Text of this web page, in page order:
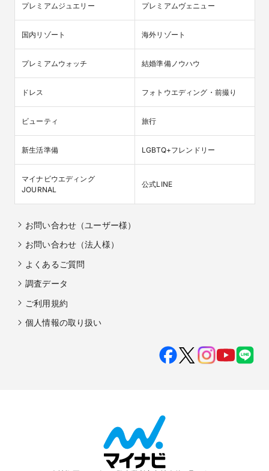
プレミアムジュエリー プレミアムヴェニュー
国内リゾート 海外リゾート
プレミアムウォッチ 結婚準備ノウハウ
ドレス フォトウエディング・前撮り
ビューティ 旅行
新生活準備 LGBTQ+フレンドリー
マイナビウエディング
JOURNAL
公式LINE
お問い合わせ（ユーザー様）
お問い合わせ（法人様）
よくあるご質問
調査データ
ご利用規約
個人情報の取り扱い